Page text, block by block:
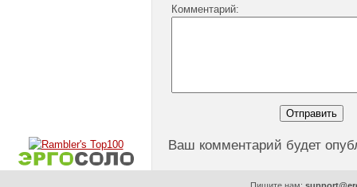
Комментарий:
Ваш комментарий будет